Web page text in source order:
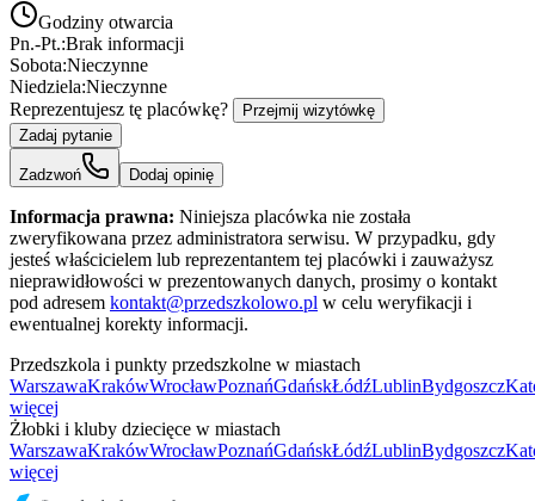
Godziny otwarcia
Pn.-Pt.:Brak informacji
Sobota:Nieczynne
Niedziela:Nieczynne
Reprezentujesz tę placówkę?
Przejmij wizytówkę
Zadaj pytanie
Zadzwoń Dodaj opinię
Informacja prawna: Niniejsza placówka nie została
zweryfikowana przez administratora serwisu. W przypadku, gdy
jesteś właścicielem lub reprezentantem tej placówki i zauważysz
nieprawidłowości w prezentowanych danych, prosimy o kontakt
pod adresem kontakt@przedszkolowo.pl w celu weryfikacji i
ewentualnej korekty informacji.
Przedszkola i punkty przedszkolne w miastach
WarszawaKrakówWrocławPoznańGdańskŁódźLublinBydgoszcz
więcej
Żłobki i kluby dziecięce w miastach
WarszawaKrakówWrocławPoznańGdańskŁódźLublinBydgoszcz
więcej